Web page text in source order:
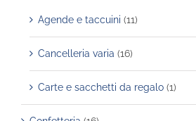
Agende e taccuini (11)
Cancelleria varia (16)
Carte e sacchetti da regalo (1)